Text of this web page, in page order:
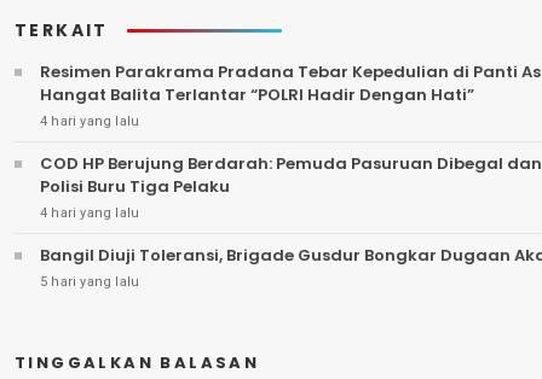
TERKAIT
Resimen Parakrama Pradana Tebar Kepedulian di Panti
Hangat Balita Terlantar “POLRI Hadir Dengan Hati”
4 hari yang lalu
COD HP Berujung Berdarah: Pemuda Pasuruan Dibegal
Polisi Buru Tiga Pelaku
4 hari yang lalu
Bangil Diuji Toleransi, Brigade Gusdur Bongkar Dugaan
5 hari yang lalu
TINGGALKAN BALASAN